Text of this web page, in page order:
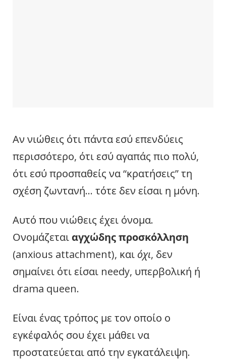
Αν νιώθεις ότι πάντα εσύ επενδύεις
περισσότερο, ότι εσύ αγαπάς πιο πολύ,
ότι εσύ προσπαθείς να “κρατήσεις” τη
σχέση ζωντανή… τότε δεν είσαι η μόνη.
Αυτό που νιώθεις έχει όνομα.
Ονομάζεται αγχώδης προσκόλληση
(anxious attachment), και όχι, δεν
σημαίνει ότι είσαι needy, υπερβολική ή
drama queen.
Είναι ένας τρόπος με τον οποίο ο
εγκέφαλός σου έχει μάθει να
προστατεύεται από την εγκατάλειψη.